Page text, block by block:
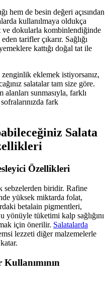
hem de besin değeri açısından
kullanılmaya oldukça
ve dokularla kombinlendiğinde
tarifler çıkarır. Sağlığı
kattığı doğal tat ile
zenginlik eklemek istiyorsanız,
salatalar tam size göre.
alanları sunmasıyla, farklı
fark
Salata
Özellikleri
sebzelerden biridir. Rafine
yüksek miktarda folat,
betalain pigmentleri,
yönüyle tüketimi kalp sağlığını
için önerilir. Salatalarda
lezzeti diğer malzemelerle
Kullanımının